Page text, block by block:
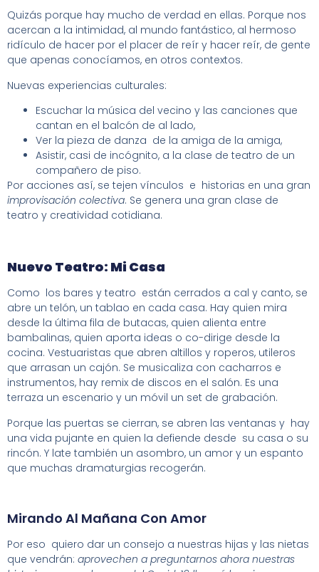
Quizás porque hay mucho de verdad en ellas. Porque nos
acercan a la intimidad, al mundo fantástico, al hermoso
ridículo de hacer por el placer de reír y hacer reír, de gente
que apenas conocíamos, en otros contextos.
Nuevas experiencias culturales:
Escuchar la música del vecino y las canciones que
cantan en el balcón de al lado,
Ver la pieza de danza de la amiga de la amiga,
Asistir, casi de incógnito, a la clase de teatro de un
compañero de piso.
Por acciones así, se tejen vínculos e historias en una gran
improvisación colectiva. Se genera una gran clase de
teatro y creatividad cotidiana.
Nuevo Teatro: Mi Casa
Como los bares y teatro están cerrados a cal y canto, se
abre un telón, un tablao en cada casa. Hay quien mira
desde la última fila de butacas, quien alienta entre
bambalinas, quien aporta ideas o co-dirige desde la
cocina. Vestuaristas que abren altillos y roperos, utileros
que arrasan un cajón. Se musicaliza con cacharros e
instrumentos, hay remix de discos en el salón. Es una
terraza un escenario y un móvil un set de grabación.
Porque las puertas se cierran, se abren las ventanas y hay
una vida pujante en quien la defiende desde su casa o su
rincón. Y late también un asombro, un amor y un espanto
que muchas dramaturgias recogerán.
Mirando Al Mañana Con Amor
Por eso quiero dar un consejo a nuestras hijas y las nietas
que vendrán: aprovechen a preguntarnos ahora nuestras